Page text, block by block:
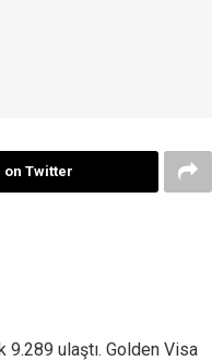
on Twitter
9.289 ulaştı. Golden Visa